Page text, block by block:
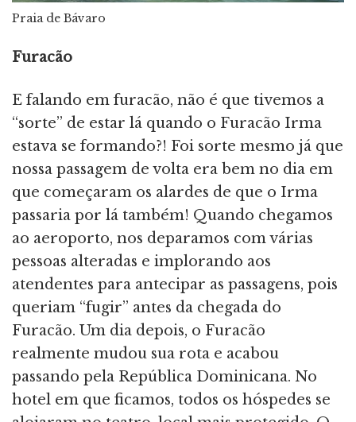
Praia de Bávaro
Furacão
E falando em furacão, não é que tivemos a
“sorte” de estar lá quando o Furacão Irma
estava se formando?! Foi sorte mesmo já que
nossa passagem de volta era bem no dia em
que começaram os alardes de que o Irma
passaria por lá também! Quando chegamos
ao aeroporto, nos deparamos com várias
pessoas alteradas e implorando aos
atendentes para antecipar as passagens, pois
queriam “fugir” antes da chegada do
Furacão. Um dia depois, o Furacão
realmente mudou sua rota e acabou
passando pela República Dominicana. No
hotel em que ficamos, todos os hóspedes se